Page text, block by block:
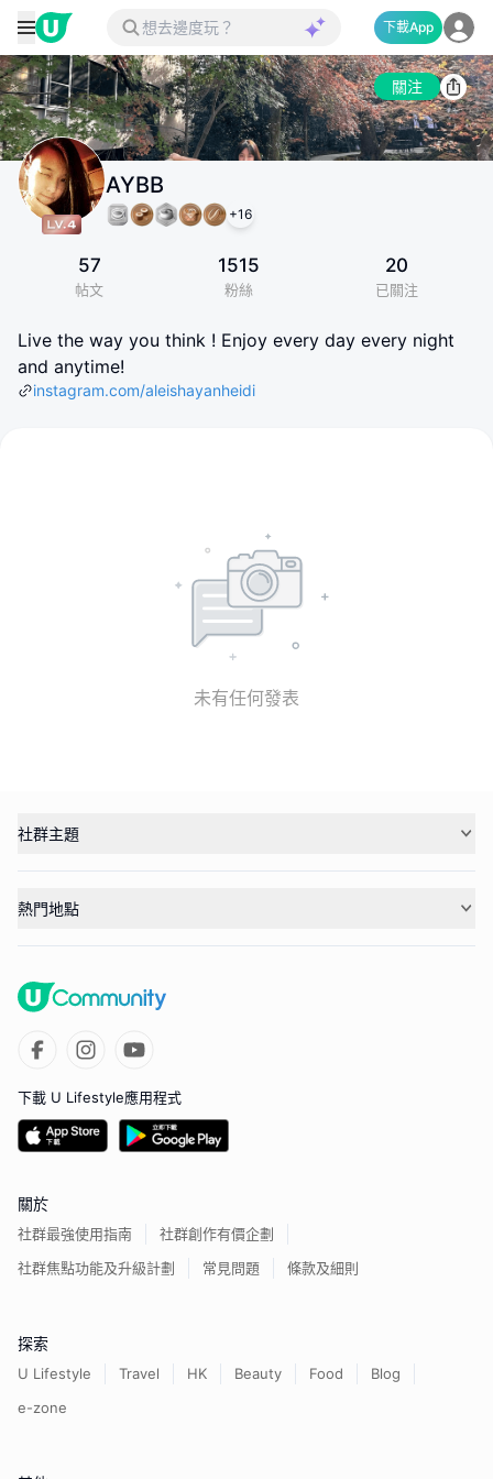
下載App
關注
AYBB
+16
57
帖文
1515
粉絲
20
已關注
Live the way you think ! Enjoy every day every night
and anytime!
instagram.com/aleishayanheidi
未有任何發表
社群主題
熱門地點
下載 U Lifestyle應用程式
關於
社群最強使用指南
社群創作有價企劃
社群焦點功能及升級計劃
常見問題 條款及細則
探索
U Lifestyle Travel HK Beauty Food
Blog
e-zone